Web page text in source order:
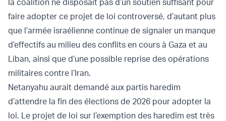
faire adopter ce projet de loi controversé, d’autant plus
que l’armée israélienne continue de signaler un manque
d’effectifs au milieu des conflits en cours à Gaza et au
Liban, ainsi que d’une possible reprise des opérations
militaires contre l’Iran.
Netanyahu aurait demandé aux partis haredim
d’attendre la fin des élections de 2026 pour adopter la
loi. Le projet de loi sur l’exemption des haredim est très